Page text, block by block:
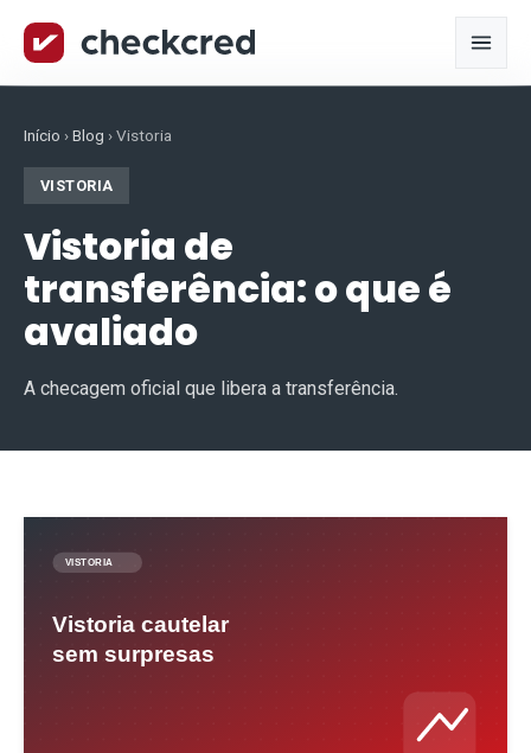
Início ›Blog ›Vistoria
VISTORIA
Vistoria de
transferência: o que é
avaliado
A checagem oficial que libera a transferência.